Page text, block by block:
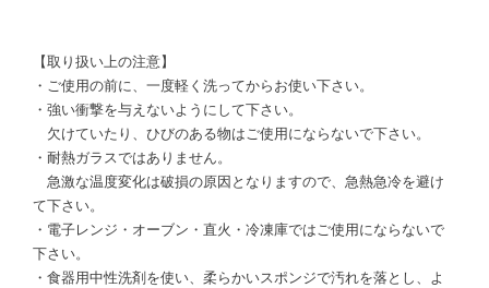
【取り扱い上の注意】
・ご使用の前に、一度軽く洗ってからお使い下さい。
・強い衝撃を与えないようにして下さい。
欠けていたり、ひびのある物はご使用にならないで下さい。
・耐熱ガラスではありません。
急激な温度変化は破損の原因となりますので、急熱急冷を避け
て下さい。
・電子レンジ・オーブン・直火・冷凍庫ではご使用にならないで
下さい。
・食器用中性洗剤を使い、柔らかいスポンジで汚れを落とし、よ